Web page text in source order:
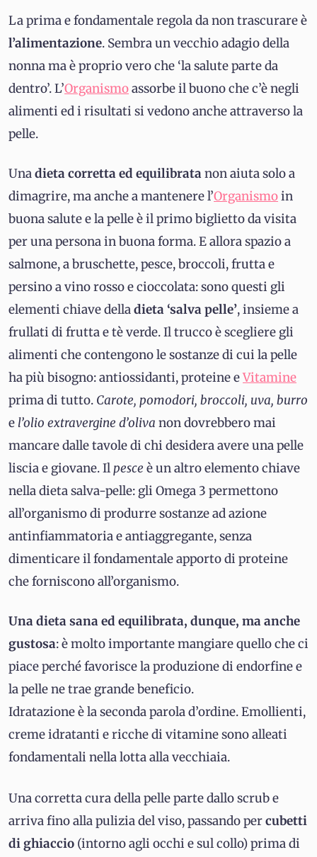
La prima e fondamentale regola da non trascurare è
l’alimentazione. Sembra un vecchio adagio della
nonna ma è proprio vero che ‘la salute parte da
dentro’. L’Organismoassorbe il buono che c’è negli
alimenti ed i risultati si vedono anche attraverso la
pelle.
Unadieta corretta ed equilibratanon aiuta solo a
dimagrire, ma anche a mantenere l’Organismoin
buona salute e la pelle è il primo biglietto da visita
per una persona in buona forma. E allora spazio a
salmone, a bruschette, pesce, broccoli, frutta e
persino a vino rosso e cioccolata: sono questi gli
elementi chiave delladieta ‘salva pelle’, insieme a
frullati di frutta e tè verde. Il trucco è scegliere gli
alimenti che contengono le sostanze di cui la pelle
ha più bisogno: antiossidanti, proteine eVitamine
prima di tutto. Carote, pomodori, broccoli, uva, burro
e l’olio extravergine d’oliva non dovrebbero mai
mancare dalle tavole di chi desidera avere una pelle
liscia e giovane. Ilpesce è un altro elemento chiave
nella dieta salva-pelle: gli Omega 3 permettono
all’organismo di produrre sostanze ad azione
antinfiammatoria e antiaggregante, senza
dimenticare il fondamentale apporto di proteine
che forniscono all’organismo.
Una dieta sana ed equilibrata, dunque, ma anche
gustosa: è molto importante mangiare quello che ci
piace perché favorisce la produzione di endorfine e
la pelle ne trae grande beneficio.
Idratazione è la seconda parola d’ordine. Emollienti,
creme idratanti e ricche di vitamine sono alleati
fondamentali nella lotta alla vecchiaia.
Una corretta cura della pelle parte dallo scrub e
arriva fino alla pulizia del viso, passando percubetti
di ghiaccio (intorno agli occhi e sul collo) prima di